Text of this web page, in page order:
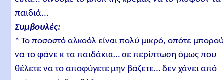
παιδιά...
Συμβουλές:
* Το ποσοστό αλκοόλ είναι πολύ μικρό, οπότε
να το φάνε κ τα παιδάκια… σε περίπτωση όμως που
θέλετε να το αποφύγετε μην βάζετε… δεν χάνει από